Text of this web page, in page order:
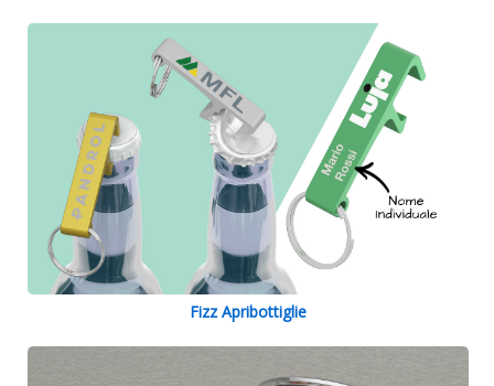
Fizz Apribottiglie